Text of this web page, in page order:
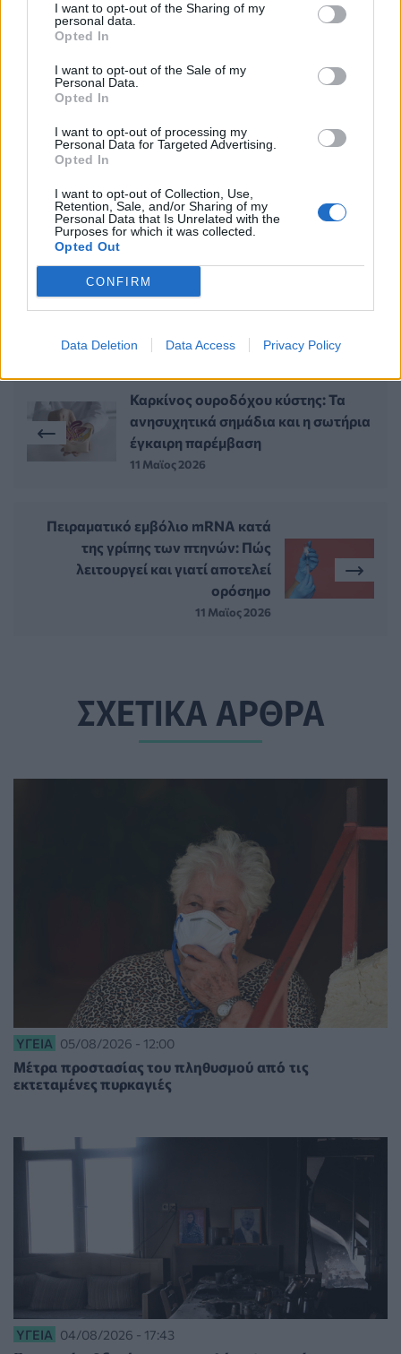
I want to opt-out of the Sharing of my
personal data.
Opted In
I want to opt-out of the Sale of my
Personal Data.
Opted In
I want to opt-out of processing my
Personal Data for Targeted Advertising.
Opted In
I want to opt-out of Collection, Use,
Retention, Sale, and/or Sharing of my
Personal Data that Is Unrelated with the
Purposes for which it was collected.
Opted Out
CONFIRM
Data Deletion Data Access Privacy Policy
ΠΥΡΚΑΓΙΕΣ ΚΑΡΚΙΝΟΣ
ΠΕΡΙΣΣΟΤΕΡΑ ΣΤΗΝ ΙΔΙΑ ΚΑΤΗΓΟΡΙΑ
Καρκίνος ουροδόχου κύστης: Τα
ανησυχητικά σημάδια και η σωτήρια
έγκαιρη παρέμβαση
11 Μαϊος 2026
Πειραματικό εμβόλιο mRNA κατά
της γρίπης των πτηνών: Πώς
λειτουργεί και γιατί αποτελεί
ορόσημο
11 Μαϊος 2026
ΣΧΕΤΙΚΑ ΑΡΘΡΑ
ΥΓΕΊΑ 05/08/2026 - 12:00
Μέτρα προστασίας του πληθυσμού από τις
εκτεταμένες πυρκαγιές
ΥΓΕΊΑ 04/08/2026 - 17:43